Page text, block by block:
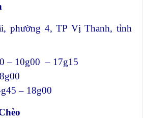
phường 4, TP Vị Thanh, tỉnh
– 10g00 – 17g15
– 18g00